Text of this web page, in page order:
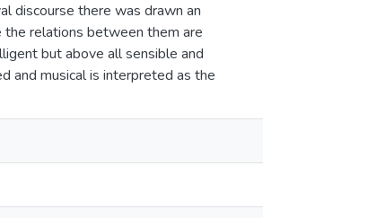
discourse there was drawn an
the relations between them are
but above all sensible and
and musical is interpreted as the